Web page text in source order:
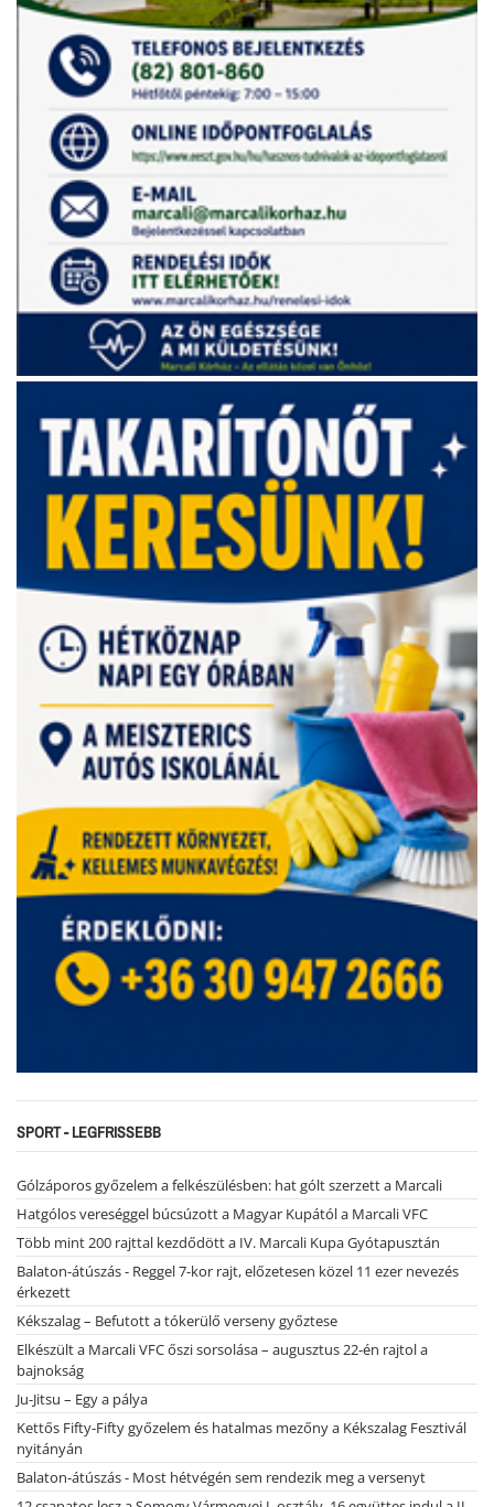
SPORT - LEGFRISSEBB
Gólzáporos győzelem a felkészülésben: hat gólt szerzett a Marcali
Hatgólos vereséggel búcsúzott a Magyar Kupától a Marcali VFC
Több mint 200 rajttal kezdődött a IV. Marcali Kupa Gyótapusztán
Balaton-átúszás - Reggel 7-kor rajt, előzetesen közel 11 ezer nevezés
érkezett
Kékszalag – Befutott a tókerülő verseny győztese
Elkészült a Marcali VFC őszi sorsolása – augusztus 22-én rajtol a
bajnokság
Ju-Jitsu – Egy a pálya
Kettős Fifty-Fifty győzelem és hatalmas mezőny a Kékszalag Fesztivál
nyitányán
Balaton-átúszás - Most hétvégén sem rendezik meg a versenyt